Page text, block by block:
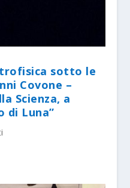
sotto le
Covone –
Scienza, a
di Luna”